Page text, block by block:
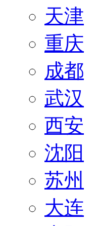
天津
重庆
成都
武汉
西安
沈阳
苏州
大连